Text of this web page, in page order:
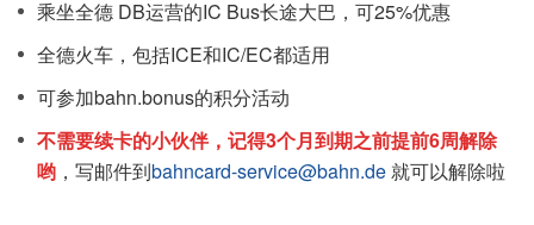
乘坐全德 DB运营的IC Bus长途大巴，可25%优惠
全德火车，包括ICE和IC/EC都适用
可参加bahn.bonus的积分活动
不需要续卡的小伙伴，记得3个月到期之前提前6周解除
哟 ，写邮件到bahncard-service@bahn.de就可以解除啦